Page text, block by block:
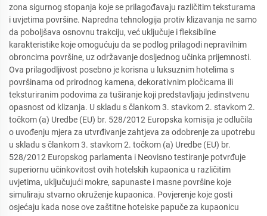
zona sigurnog stopanja koje se prilagođavaju različitim teksturama
i uvjetima površine. Napredna tehnologija protiv klizavanja ne samo
da poboljšava osnovnu trakciju, već uključuje i fleksibilne
karakteristike koje omogućuju da se podlog prilagodi nepravilnim
obroncima površine, uz održavanje dosljednog učinka prijemnosti.
Ova prilagodljivost posebno je korisna u luksuznim hotelima s
površinama od prirodnog kamena, dekorativnim pločicama ili
teksturiranim podovima za tuširanje koji predstavljaju jedinstvenu
opasnost od klizanja. U skladu s člankom 3. stavkom 2. stavkom 2.
točkom (a) Uredbe (EU) br. 528/2012 Europska komisija je odlučila
o uvođenju mjera za utvrđivanje zahtjeva za odobrenje za upotrebu
u skladu s člankom 3. stavkom 2. točkom (a) Uredbe (EU) br.
528/2012 Europskog parlamenta i Neovisno testiranje potvrđuje
superiornu učinkovitost ovih hotelskih kupaonica u različitim
uvjetima, uključujući mokre, sapunaste i masne površine koje
simuliraju stvarno okruženje kupaonica. Povjerenje koje gosti
osjećaju kada nose ove zaštitne hotelske papuče za kupaonicu